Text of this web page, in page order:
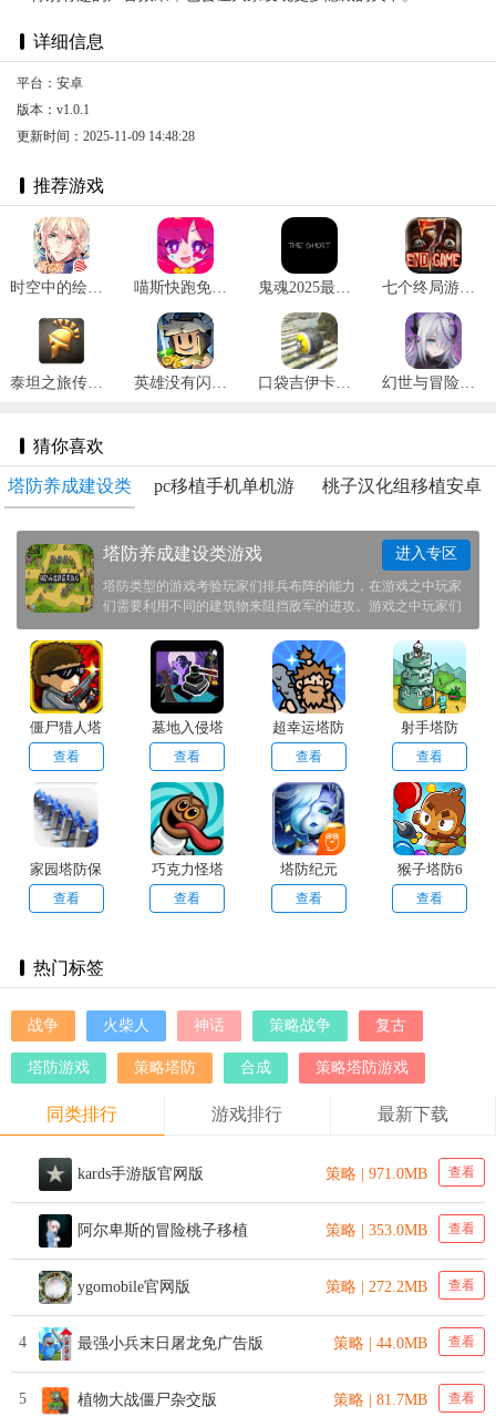
详细信息
平台：安卓
版本：v1.0.1
更新时间：2025-11-09 14:48:28
推荐游戏
时空中的绘旅人新春版 v1.0.32 喵斯快跑免费全角色解锁最新版 v4.3.0 鬼魂2025最新版 v1.32.5 七个终局游戏 v1.2.8
泰坦之旅传奇版完整版纯净版 v3.0.5141 英雄没有闪官网版 v1.4.0.0 口袋吉伊卡哇内置mod菜单版 v1.1.3 幻世与冒险国际服 v1.1.484
猜你喜欢
塔防养成建设类 pc移植手机单机游 桃子汉化组移植安卓
塔防养成建设类游戏
塔防类型的游戏考验玩家们排兵布阵的能力，在游戏之中玩家
们需要利用不同的建筑物来阻挡敌军的进攻。游戏之中玩家们
还需要根据对手的弱点来布置阵容。这次帮助玩家们整理了一
些塔防类型的游戏，快来挑战一下自己吧！
进入专区
僵尸猎人塔
防英雄
查看
墓地入侵塔
防
查看
超幸运塔防
查看
射手塔防
查看
家园塔防保
卫战
查看
巧克力怪塔
防
查看
塔防纪元
查看
猴子塔防6
查看
热门标签
战争 火柴人 神话 策略战争 复古
塔防游戏 策略塔防 合成 策略塔防游戏
同类排行 游戏排行 最新下载
kards手游版官网版 策略 | 971.0MB 查看
阿尔卑斯的冒险桃子移植 策略 | 353.0MB 查看
ygomobile官网版 策略 | 272.2MB 查看
4 最强小兵末日屠龙免广告版 策略 | 44.0MB 查看
5 植物大战僵尸杂交版 策略 | 81.7MB 查看